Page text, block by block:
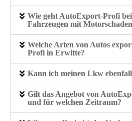
Wie geht AutoExport-Profi
Fahrzeugen mit
Welche Arten von Autos
Profi in Erwitte?
Kann ich meinen Lkw
Gilt das Angebot von
und für welchen Zeitraum?